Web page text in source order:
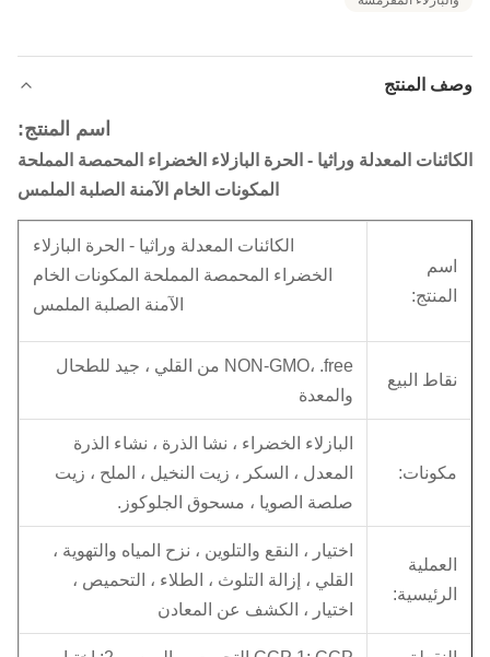
وصف المنتج
اسم المنتج:
الكائنات المعدلة وراثيا - الحرة البازلاء الخضراء المحمصة المملحة
المكونات الخام الآمنة الصلبة الملمس
اسم
المنتج:
الكائنات المعدلة وراثيا - الحرة البازلاء
الخضراء المحمصة المملحة المكونات الخام
الآمنة الصلبة الملمس
نقاط البيع
NON-GMO، .free من القلي ، جيد للطحال
والمعدة
مكونات:
البازلاء الخضراء ، نشا الذرة ، نشاء الذرة
المعدل ، السكر ، زيت النخيل ، الملح ، زيت
صلصة الصويا ، مسحوق الجلوكوز.
العملية
الرئيسية:
اختيار ، النقع والتلوين ، نزح المياه والتهوية ،
القلي ، إزالة التلوث ، الطلاء ، التحميص ،
اختيار ، الكشف عن المعادن